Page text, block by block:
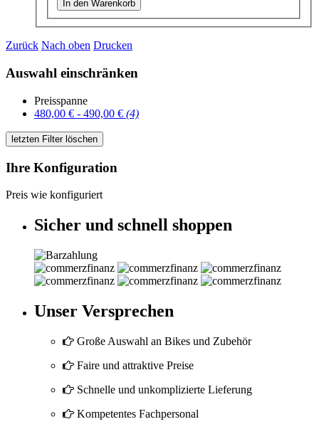
Zurück Nach oben Drucken
Auswahl einschränken
Preisspanne
480,00 € - 490,00 € (4)
letzten Filter löschen
Ihre Konfiguration
Preis wie konfiguriert
Sicher und schnell shoppen
Unser Versprechen
Große Auswahl an Bikes und Zubehör
Faire und attraktive Preise
Schnelle und unkomplizierte Lieferung
Kompetentes Fachpersonal